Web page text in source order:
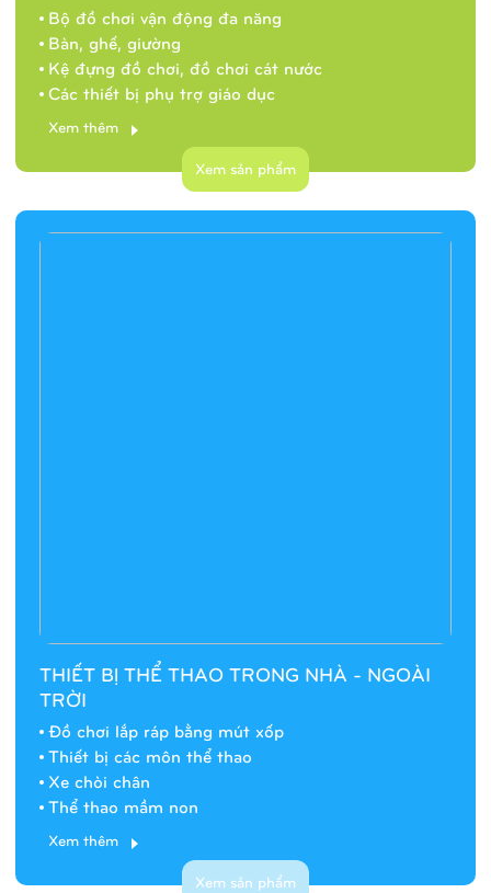
Bộ đồ chơi vận động đa năng
Bàn, ghế, giường
Kệ đựng đồ chơi, đồ chơi cát nước
Các thiết bị phụ trợ giáo dục
Xem thêm
Xem sản phẩm
THIẾT BỊ THỂ THAO TRONG NHÀ - NGOÀI
TRỜI
Đồ chơi lắp ráp bằng mút xốp
Thiết bị các môn thể thao
Xe chòi chân
Thể thao mầm non
Xem thêm
Xem sản phẩm